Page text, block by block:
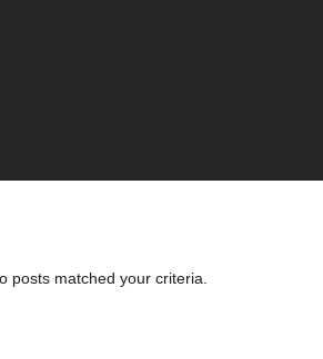
posts matched your criteria.